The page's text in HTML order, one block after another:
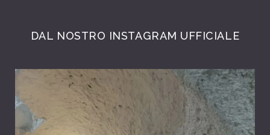
DAL NOSTRO INSTAGRAM UFFICIALE